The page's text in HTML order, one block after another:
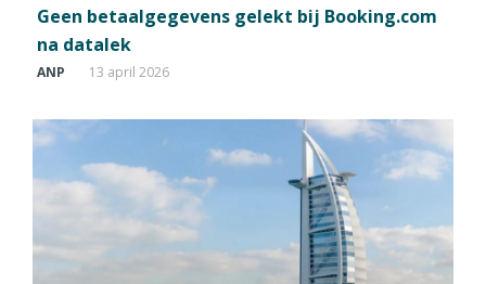
Geen betaalgegevens gelekt bij Booking.com
na datalek
ANP 13 april 2026